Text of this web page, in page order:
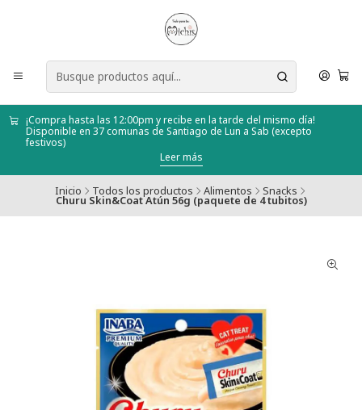
¡Compra hasta las 12:00pm y recibe en la tarde del mismo día!
Disponible en 37 comunas de Santiago de Lun a Sab (excepto
festivos)
Leer más
Inicio Todos los productos Alimentos Snacks
Churu Skin&Coat Atún 56g (paquete de 4 tubitos)